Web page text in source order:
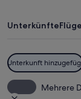
UnterkünfteFlüge
Unterkunft
Mehrere